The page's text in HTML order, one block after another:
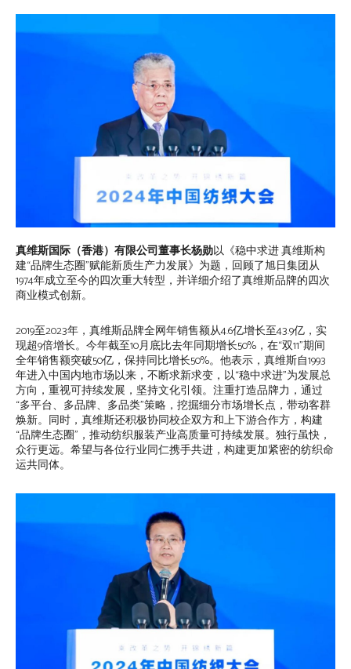
真维斯国际（香港）有限公司董事长杨勋以《稳中求进 真维斯构
建“品牌生态圈”赋能新质生产力发展》为题，回顾了旭日集团从
1974年成立至今的四次重大转型，并详细介绍了真维斯品牌的四次
商业模式创新。
2019至2023年，真维斯品牌全网年销售额从4.6亿增长至43.9亿，实
现超9倍增长。今年截至10月底比去年同期增长50%，在“双11”期间
全年销售额突破50亿，保持同比增长50%。他表示，真维斯自1993
年进入中国内地市场以来，不断求新求变，以“稳中求进”为发展总
方向，重视可持续发展，坚持文化引领。注重打造品牌力，通过
“多平台、多品牌、多品类”策略，挖掘细分市场增长点，带动客群
焕新。同时，真维斯还积极协同校企双方和上下游合作方，构建
“品牌生态圈”，推动纺织服装产业高质量可持续发展。独行虽快，
众行更远。希望与各位行业同仁携手共进，构建更加紧密的纺织命
运共同体。